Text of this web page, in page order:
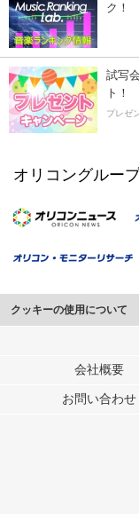
ク！
試写
ト！
プレゼ
オリコングルー
クッキーの使用について
このサイトでは Cookie
行っています。
メディアや広告配信、デ
各パートナーは、この情
ユーザーが各パートナー
会社概要
お問い合わせ